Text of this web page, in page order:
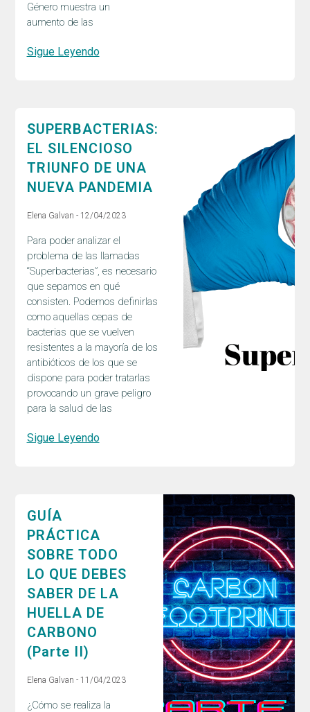
Género muestra un
aumento de las
Sigue Leyendo
SUPERBACTERIAS:
EL SILENCIOSO
TRIUNFO DE UNA
NUEVA PANDEMIA
Elena Galvan 12/04/2023
Para poder analizar el
problema de las llamadas
“Superbacterias”, es necesario
que sepamos en qué
consisten. Podemos definirlas
como aquellas cepas de
bacterias que se vuelven
resistentes a la mayoría de los
antibióticos de los que se
dispone para poder tratarlas
provocando un grave peligro
para la salud de las
Sigue Leyendo
GUÍA
PRÁCTICA
SOBRE TODO
LO QUE DEBES
SABER DE LA
HUELLA DE
CARBONO
(Parte II)
Elena Galvan 11/04/2023
¿Cómo se realiza la